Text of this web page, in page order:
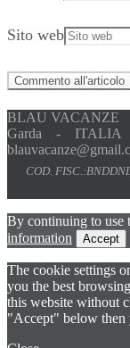
Sito web
BLAU VACANZE
Garda - ITALIA
COD.
By continuing to use
information
Accept
The cookie settings
you the best
this website without
"Accept" below then